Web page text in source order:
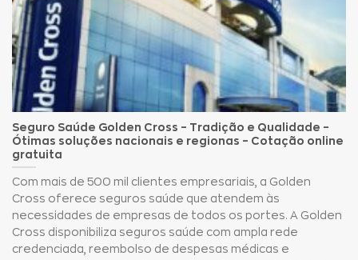
Seguro Saúde Golden Cross – Tradição e Qualidade –
Ótimas soluções nacionais e regionas – Cotação online
gratuita
Com mais de 500 mil clientes empresariais, a Golden
Cross oferece seguros saúde que atendem às
necessidades de empresas de todos os portes. A Golden
Cross disponibiliza seguros saúde com ampla rede
credenciada, reembolso de despesas médicas e